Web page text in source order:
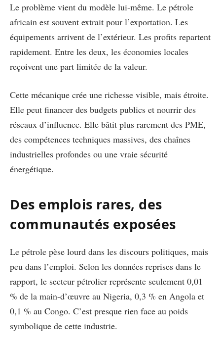
Le problème vient du modèle lui-même. Le pétrole
africain est souvent extrait pour l’exportation. Les
équipements arrivent de l’extérieur. Les profits repartent
rapidement. Entre les deux, les économies locales
reçoivent une part limitée de la valeur.
Cette mécanique crée une richesse visible, mais étroite.
Elle peut financer des budgets publics et nourrir des
réseaux d’influence. Elle bâtit plus rarement des PME,
des compétences techniques massives, des chaînes
industrielles profondes ou une vraie sécurité
énergétique.
Des emplois rares, des
communautés exposées
Le pétrole pèse lourd dans les discours politiques, mais
peu dans l’emploi. Selon les données reprises dans le
rapport, le secteur pétrolier représente seulement 0,01
% de la main-d’œuvre au Nigeria, 0,3 % en Angola et
0,1 % au Congo. C’est presque rien face au poids
symbolique de cette industrie.